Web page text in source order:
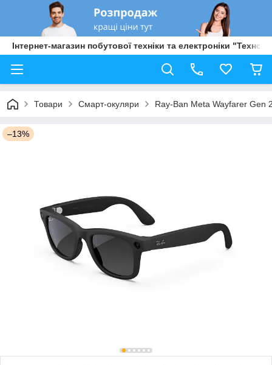
Інтернет-магазин побутової техніки та електроніки "Техно
Товари Смарт-окуляри Ray-Ban Meta Wayfarer Gen
–13%